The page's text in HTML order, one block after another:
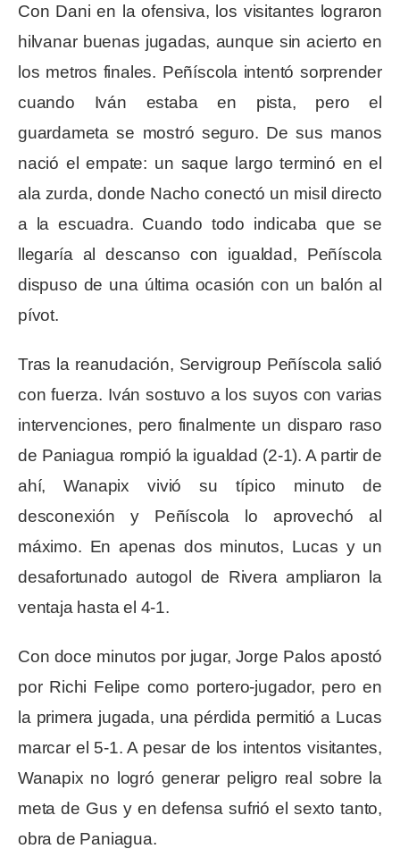
Con Dani en la ofensiva, los visitantes lograron
hilvanar buenas jugadas, aunque sin acierto en
los metros finales. Peñíscola intentó sorprender
cuando Iván estaba en pista, pero el
guardameta se mostró seguro. De sus manos
nació el empate: un saque largo terminó en el
ala zurda, donde Nacho conectó un misil directo
a la escuadra. Cuando todo indicaba que se
llegaría al descanso con igualdad, Peñíscola
dispuso de una última ocasión con un balón al
pívot.
Tras la reanudación, Servigroup Peñíscola salió
con fuerza. Iván sostuvo a los suyos con varias
intervenciones, pero finalmente un disparo raso
de Paniagua rompió la igualdad (2-1). A partir de
ahí, Wanapix vivió su típico minuto de
desconexión y Peñíscola lo aprovechó al
máximo. En apenas dos minutos, Lucas y un
desafortunado autogol de Rivera ampliaron la
ventaja hasta el 4-1.
Con doce minutos por jugar, Jorge Palos apostó
por Richi Felipe como portero-jugador, pero en
la primera jugada, una pérdida permitió a Lucas
marcar el 5-1. A pesar de los intentos visitantes,
Wanapix no logró generar peligro real sobre la
meta de Gus y en defensa sufrió el sexto tanto,
obra de Paniagua.